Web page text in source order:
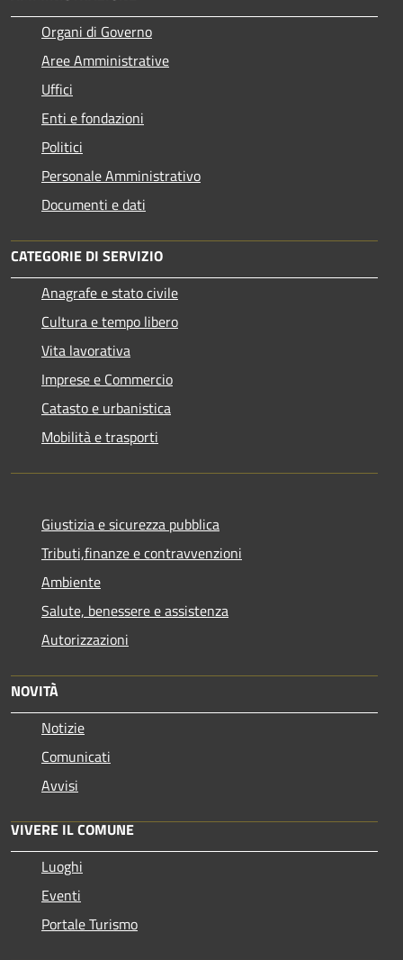
Organi di Governo
Aree Amministrative
Uffici
Enti e fondazioni
Politici
Personale Amministrativo
Documenti e dati
CATEGORIE DI SERVIZIO
Anagrafe e stato civile
Cultura e tempo libero
Vita lavorativa
Imprese e Commercio
Catasto e urbanistica
Mobilità e trasporti
Giustizia e sicurezza pubblica
Tributi,finanze e contravvenzioni
Ambiente
Salute, benessere e assistenza
Autorizzazioni
NOVITÀ
Notizie
Comunicati
Avvisi
VIVERE IL COMUNE
Luoghi
Eventi
Portale Turismo